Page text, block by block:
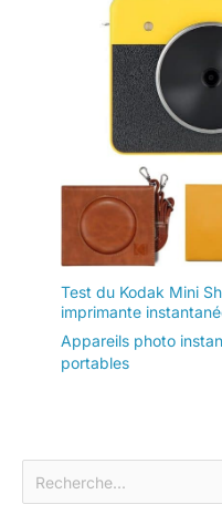
Test du Kodak Mini
imprimante
Appareils photo
portables